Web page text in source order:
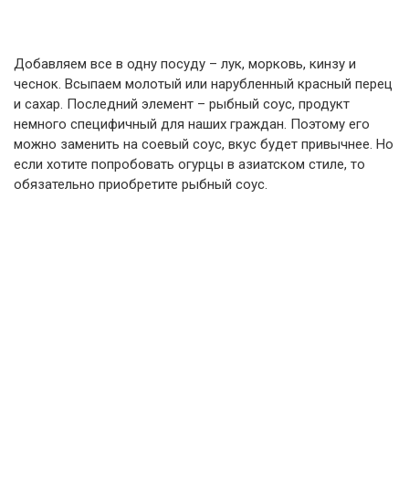
Добавляем все в одну посуду – лук, морковь, кинзу и
чеснок. Всыпаем молотый или нарубленный красный перец
и сахар. Последний элемент – рыбный соус, продукт
немного специфичный для наших граждан. Поэтому его
можно заменить на соевый соус, вкус будет привычнее. Но
если хотите попробовать огурцы в азиатском стиле, то
обязательно приобретите рыбный соус.